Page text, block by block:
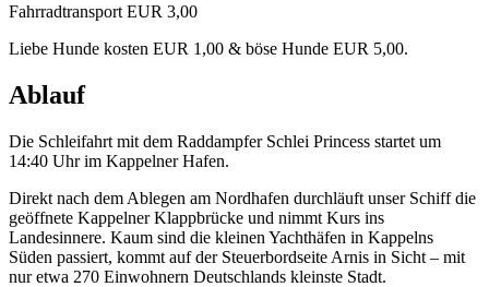
Fahrradtransport EUR 3,00
Liebe Hunde kosten EUR 1,00 & böse Hunde EUR 5,00.
Ablauf
Die Schleifahrt mit dem Raddampfer Schlei Princess startet um
14:40 Uhr im Kappelner Hafen.
Direkt nach dem Ablegen am Nordhafen durchläuft unser Schiff die
geöffnete Kappelner Klappbrücke und nimmt Kurs ins
Landesinnere. Kaum sind die kleinen Yachthäfen in Kappelns
Süden passiert, kommt auf der Steuerbordseite Arnis in Sicht – mit
nur etwa 270 Einwohnern Deutschlands kleinste Stadt.